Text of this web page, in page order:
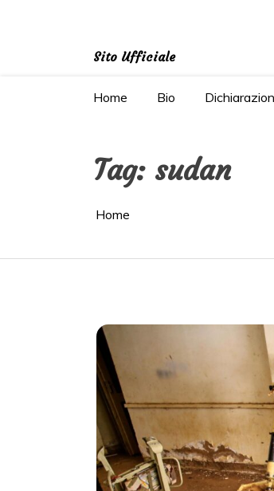
Sito Ufficiale
Home Bio
Tag: sudan
Home